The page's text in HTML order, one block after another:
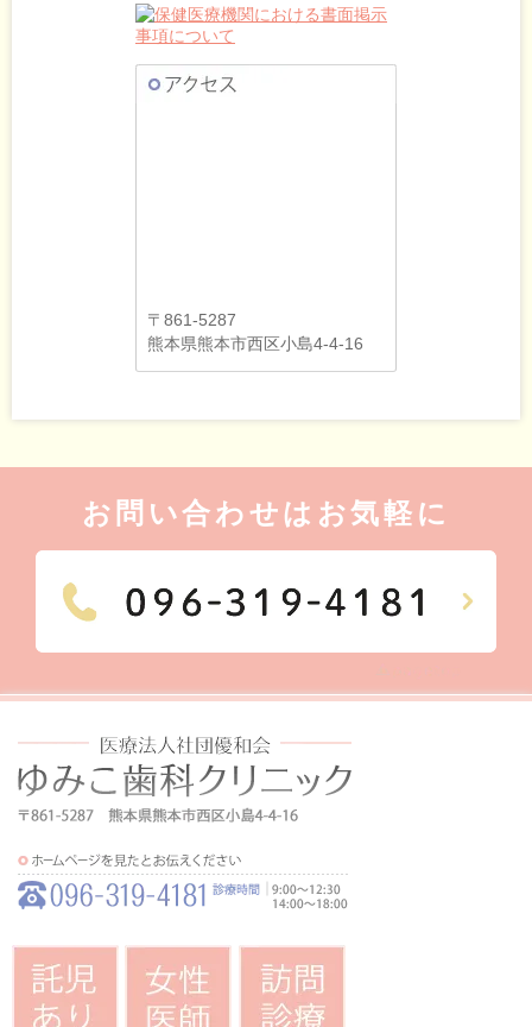
〒861-5287
熊本県熊本市西区小島4-4-16
お問い合わせはお気軽に